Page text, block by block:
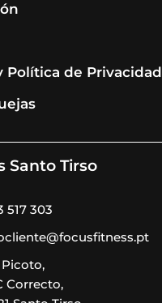
Política de Privacidad
Santo Tirso
517 303
Correcto,